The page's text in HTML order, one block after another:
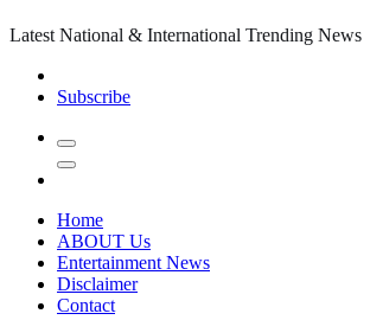
Latest National & International Trending News
Subscribe
Home
ABOUT Us
Entertainment News
Disclaimer
Contact